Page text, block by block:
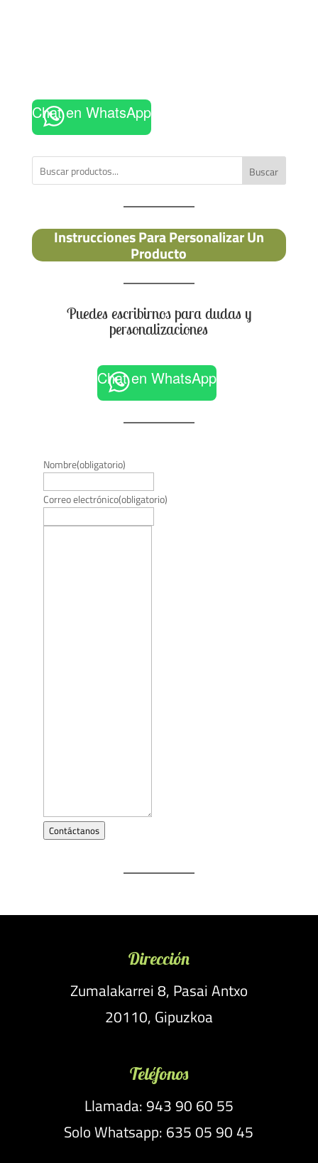
Chat en WhatsApp
Buscar
Instrucciones Para Personalizar Un
Producto
Puedes escribirnos para dudas y
personalizaciones
Chat en WhatsApp
Nombre(obligatorio)
Correo electrónico(obligatorio)
Contáctanos
Dirección
Zumalakarrei 8, Pasai Antxo
20110, Gipuzkoa
Teléfonos
Llamada: 943 90 60 55
Solo Whatsapp: 635 05 90 45